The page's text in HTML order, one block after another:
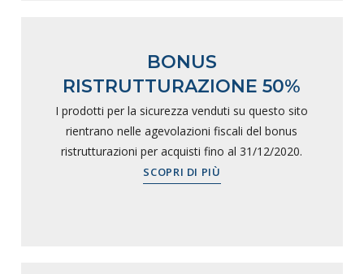
BONUS
RISTRUTTURAZIONE 50%
I prodotti per la sicurezza venduti su questo sito
rientrano nelle agevolazioni fiscali del bonus
ristrutturazioni per acquisti fino al 31/12/2020.
SCOPRI DI PIÙ